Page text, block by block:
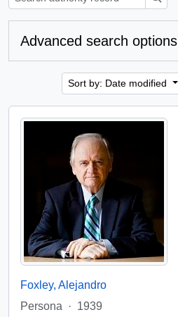
Advanced search options
Sort by: Date modified
Foxley, Alejandro
Persona
· 1939